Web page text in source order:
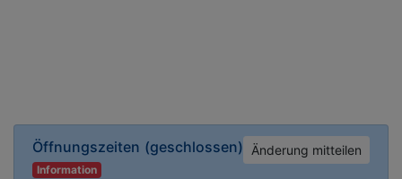
Öffnungszeiten (geschlossen) Änderung mitteilen
Information